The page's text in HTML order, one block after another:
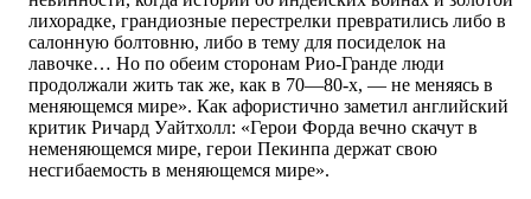
лихорадке, грандиозные перестрелки превратились либо в
салонную болтовню, либо в тему для посиделок на
лавочке… Но по обеим сторонам Рио-Гранде люди
продолжали жить так же, как в 70—80-х, — не меняясь в
меняющемся мире». Как афористично заметил английский
критик Ричард Уайтхолл: «Герои Форда вечно скачут в
неменяющемся мире, герои Пекинпа держат свою
несгибаемость в меняющемся мире».